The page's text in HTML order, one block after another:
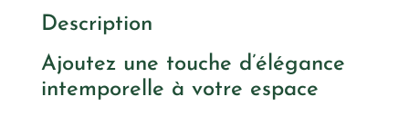
Description
Ajoutez une touche d’élégance
intemporelle à votre espace